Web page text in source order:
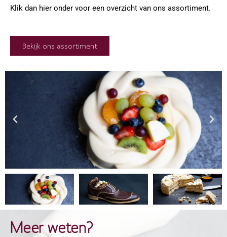
Klik dan hier onder voor een overzicht van ons assortiment.
Bekijk ons assortiment
Meer weten?